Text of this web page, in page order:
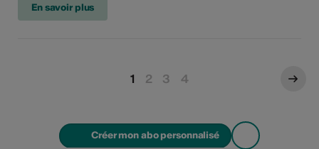
En savoir plus
1 2 3 4
Créer mon abo personnalisé